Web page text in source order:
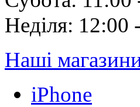
Неділя: 12:00
Наші
iPhone